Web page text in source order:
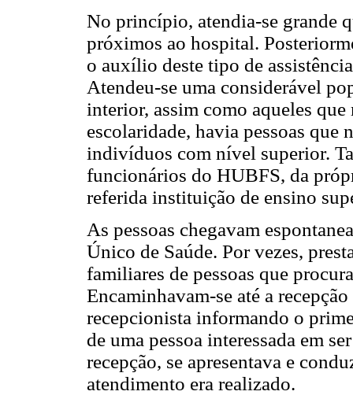
No princípio, atendia-se grande
próximos ao hospital.
o auxílio deste tipo de
Atendeu-se uma considerável
interior, assim como aqueles
escolaridade, havia pessoas que
indivíduos com nível superior.
funcionários do HUBFS, da
referida instituição de ensino
As pessoas chegavam
Único de Saúde. Por vezes,
familiares de pessoas que
Encaminhavam-se até a
recepcionista informando o
de uma pessoa interessada em
recepção, se apresentava e
atendimento era realizado.